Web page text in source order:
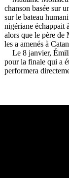
chanson basée sur
sur le bateau
nigériane échappait
alors que le père
les a amenés à
Le 8 janvier,
pour la finale qui a
performera